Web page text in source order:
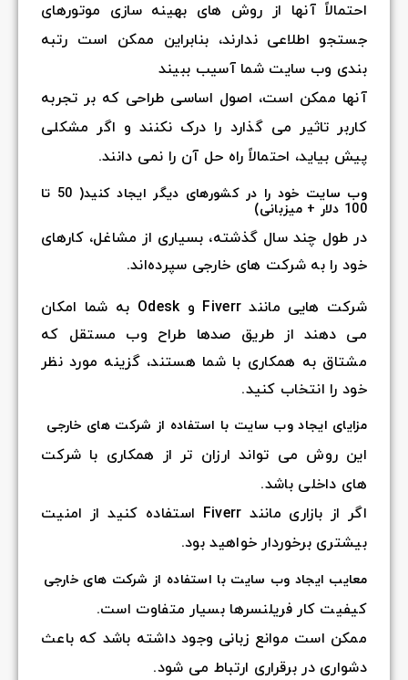
احتمالاً آنها از روش های بهینه سازی موتورهای
جستجو اطلاعی ندارند، بنابراین ممکن است رتبه
بندی وب سایت شما آسیب ببیند
آنها ممکن است، اصول اساسی طراحی که بر تجربه
کاربر تاثیر می گذارد را درک نکنند و اگر مشکلی
پیش بیاید، احتمالاً راه حل آن را نمی دانند.
وب سایت خود را در کشورهای دیگر ایجاد کنید( 50 تا
100 دلار + میزبانی)
در طول چند سال گذشته، بسیاری از مشاغل، کارهای
خود را به شرکت های خارجی سپرده‌اند.
شرکت هایی مانند Fiverr و Odesk به شما امکان
می دهند از طریق صدها طراح وب مستقل که
مشتاق به همکاری با شما هستند، گزینه مورد نظر
خود را انتخاب کنید.
مزایای ایجاد وب سایت با استفاده از شرکت های خارجی
این روش می تواند ارزان تر از همکاری با شرکت
های داخلی باشد.
اگر از بازاری مانند Fiverr استفاده کنید از امنیت
بیشتری برخوردار خواهید بود.
معایب ایجاد وب سایت با استفاده از شرکت های خارجی
کیفیت کار فریلنسرها بسیار متفاوت است.
ممکن است موانع زبانی وجود داشته باشد که باعث
دشواری در برقراری ارتباط می شود.